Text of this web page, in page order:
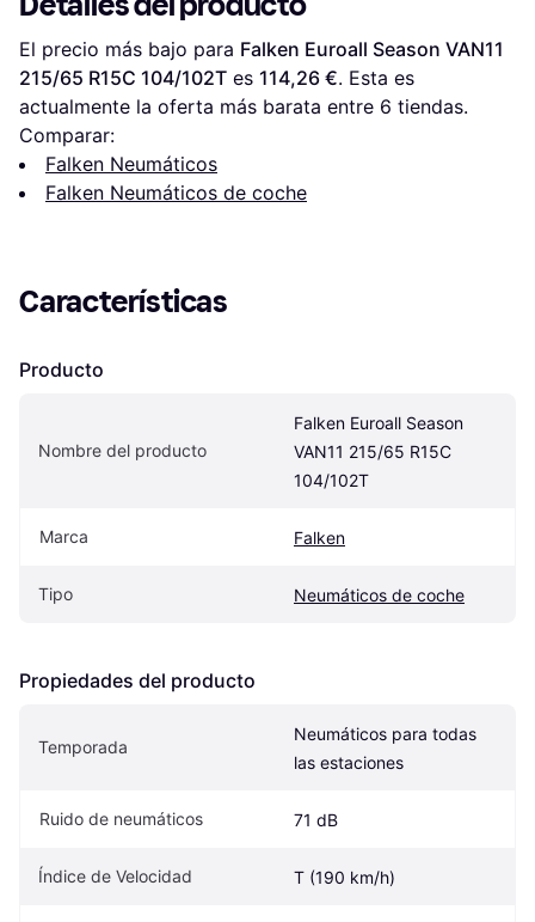
El precio más bajo para Falken Euroall Season VAN11
215/65 R15C 104/102T es 114,26 €. Esta es
actualmente la oferta más barata entre 6 tiendas.
Comparar:
Falken Neumáticos
Falken Neumáticos de coche
Características
Producto
Nombre del producto
Falken Euroall Season
VAN11 215/65 R15C
104/102T
Marca Falken
Tipo Neumáticos de coche
Propiedades del producto
Temporada
Neumáticos para todas
las estaciones
Ruido de neumáticos 71 dB
Índice de Velocidad T (190 km/h)